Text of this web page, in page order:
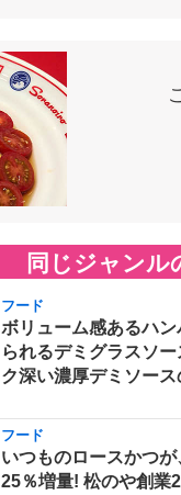
同じジャンル
フード
ボリューム感あるハ
られるデミグラスソ
ク深い濃厚デミソー
フード
いつものロースかつ
25％増量! 松のや創業